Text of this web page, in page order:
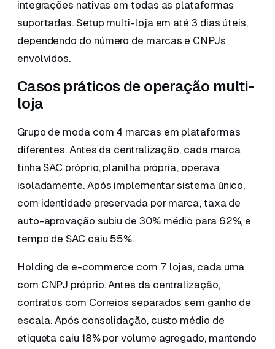
integrações nativas em todas as plataformas
suportadas. Setup multi-loja em até 3 dias úteis,
dependendo do número de marcas e CNPJs
envolvidos.
Casos práticos de operação multi-
loja
Grupo de moda com 4 marcas em plataformas
diferentes. Antes da centralização, cada marca
tinha SAC próprio, planilha própria, operava
isoladamente. Após implementar sistema único,
com identidade preservada por marca, taxa de
auto-aprovação subiu de 30% médio para 62%, e
tempo de SAC caiu 55%.
Holding de e-commerce com 7 lojas, cada uma
com CNPJ próprio. Antes da centralização,
contratos com Correios separados sem ganho de
escala. Após consolidação, custo médio de
etiqueta caiu 18% por volume agregado, mantendo